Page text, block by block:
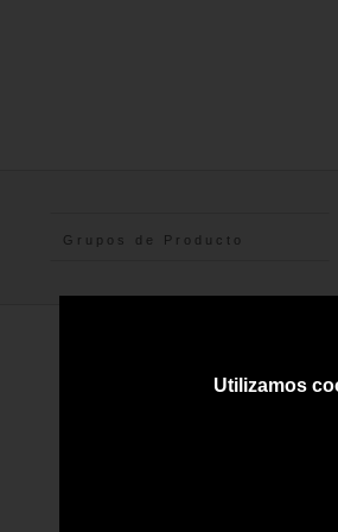
Grupos de Producto
Utilizamos